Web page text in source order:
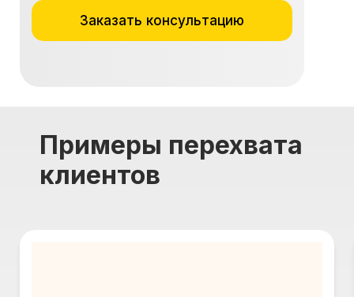
Заказать консультацию
Примеры перехвата
клиентов